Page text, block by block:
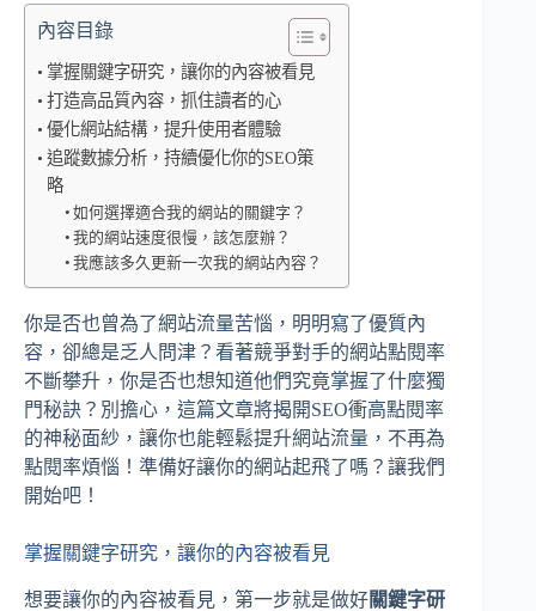
內容目錄
掌握關鍵字研究，讓你的內容被看見
打造高品質內容，抓住讀者的心
優化網站結構，提升使用者體驗
追蹤數據分析，持續優化你的SEO策
略
如何選擇適合我的網站的關鍵字？
我的網站速度很慢，該怎麼辦？
我應該多久更新一次我的網站內容？
你是否也曾為了網站流量苦惱，明明寫了優質內
容，卻總是乏人問津？看著競爭對手的網站點閱率
不斷攀升，你是否也想知道他們究竟掌握了什麼獨
門秘訣？別擔心，這篇文章將揭開SEO衝高點閱率
的神秘面紗，讓你也能輕鬆提升網站流量，不再為
點閱率煩惱！準備好讓你的網站起飛了嗎？讓我們
開始吧！
掌握關鍵字研究，讓你的內容被看見
想要讓你的內容被看見，第一步就是做好關鍵字研